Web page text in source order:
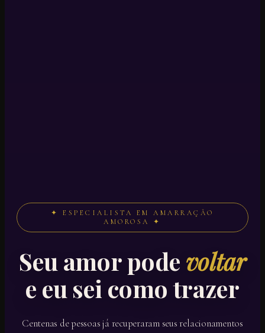
✦ ESPECIALISTA EM AMARRAÇÃO
AMOROSA ✦
Seu amor pode voltar
e eu sei como trazer
Centenas de pessoas já recuperaram seus relacionamentos